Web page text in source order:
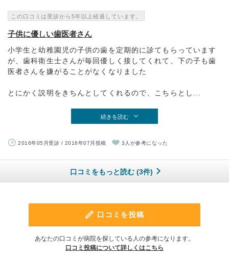
この口コミは受診から5年以上経過しています。
子供に優しい歯医者さん
小学生と幼稚園児の子供の歯を定期的に診てもらっています
が、歯科衛生士さんが毎回優しく接してくれて、下の子も歯
医者さんを嫌がることがなくなりました
とにかく説明をきちんとしてくれるので、こちらとし...
続きを読む
2016年05月受診 / 2016年07月投稿 3人が参考になった
口コミをもっと読む (3件)
口コミを投稿
あなたの口コミが病院を探している人の参考になります。
口コミ投稿について詳しくはこちら